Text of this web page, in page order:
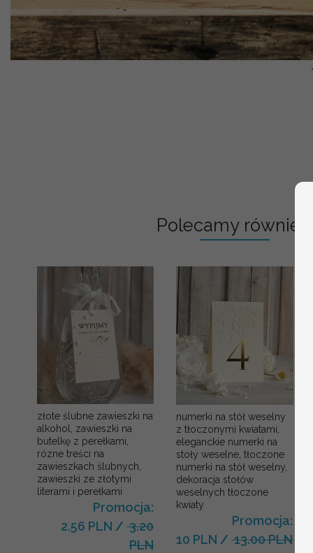
Polecamy również:
złote ślubne zawieszki na
alkohol, zawieszki na
butelkę z perełkami,
rózne treści na
zawieszkach ślubnych,
zawieszki ze złotymi
literami i perełkami
Promocja:
2.56 PLN /3.20
PLN
numerki na stół weselny
z tłoczonymi kwiatami,
eleganckie numerki na
stoły weselne, tłoczone
numerki na stół weselny,
dekoracja stołów
weselnych tłoczone
kwiaty
Promocja:
10 PLN /13.00 PLN